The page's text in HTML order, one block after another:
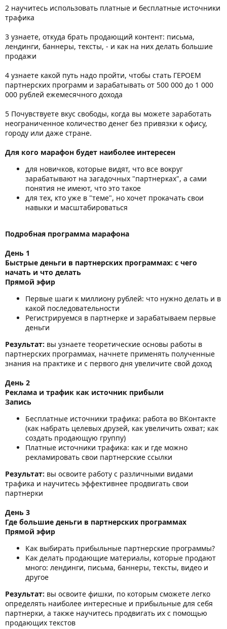
2 научитесь использовать платные и бесплатные источники
трафика
3 узнаете, откуда брать продающий контент: письма,
лендинги, баннеры, тексты, - и как на них делать большие
продажи
4 узнаете какой путь надо пройти, чтобы стать ГЕРОЕМ
партнерских программ и зарабатывать от 500 000 до 1 000
000 рублей ежемесячного дохода
5 Почувствуете вкус свободы, когда вы можете заработать
неограниченное количество денег без привязки к офису,
городу или даже стране.
Для кого марафон будет наиболее интересен
для новичков, которые видят, что все вокруг
зарабатывают на загадочных "партнерках", а сами
понятия не имеют, что это такое
для тех, кто уже в "теме", но хочет прокачать свои
навыки и масштабироваться
Подробная программа марафона
День 1
Быстрые деньги в партнерских программах: с чего
начать и что делать
Прямой эфир
Первые шаги к миллиону рублей: что нужно делать и в
какой последовательности
Регистрируемся в партнерке и зарабатываем первые
деньги
Результат: вы узнаете теоретические основы работы в
партнерских программах, начнете применять полученные
знания на практике и с первого дня увеличите свой доход
День 2
Реклама и трафик как источник прибыли
Запись
Бесплатные источники трафика: работа во ВКонтакте
(как набрать целевых друзей, как увеличить охват; как
создать продающую группу)
Платные источники трафика: как и где можно
рекламировать свои партнерские ссылки
Результат: вы освоите работу с различными видами
трафика и научитесь эффективнее продвигать свои
партнерки
День 3
Где большие деньги в партнерских программах
Прямой эфир
Как выбирать прибыльные партнерские программы?
Как делать продающие материалы, которые продают
много: лендинги, письма, баннеры, тексты, видео и
другое
Результат: вы освоите фишки, по которым сможете легко
определять наиболее интересные и прибыльные для себя
партнерки, а также научитесь продвигать их с помощью
продающих текстов